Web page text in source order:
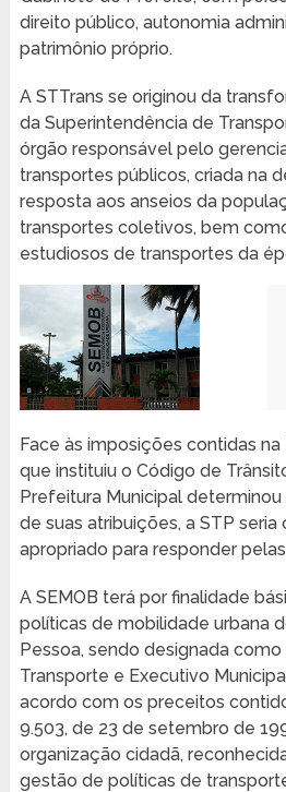
direito público, autonomia
patrimônio próprio.
A STTrans se originou da
da Superintendência de
órgão responsável pelo
transportes públicos, criada na
resposta aos anseios da
transportes coletivos, bem
estudiosos de transportes da
Face às imposições contidas na
que instituiu o Código de
Prefeitura Municipal
de suas atribuições, a STP seria
apropriado para responder
A SEMOB terá por finalidade
políticas de mobilidade urbana
Pessoa, sendo designada
Transporte e Executivo
acordo com os preceitos
9.503, de 23 de setembro de
organização cidadã,
gestão de políticas de